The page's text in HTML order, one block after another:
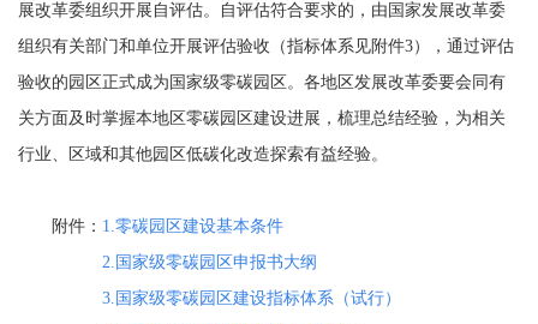
展改革委组织开展自评估。自评估符合要求的，由国家发展改革委
组织有关部门和单位开展评估验收（指标体系见附件3），通过评估
验收的园区正式成为国家级零碳园区。各地区发展改革委要会同有
关方面及时掌握本地区零碳园区建设进展，梳理总结经验，为相关
行业、区域和其他园区低碳化改造探索有益经验。
附件： 1.零碳园区建设基本条件
2.国家级零碳园区申报书大纲
3.国家级零碳园区建设指标体系（试行）